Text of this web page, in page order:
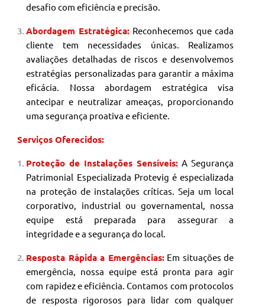
desafio com eficiência e precisão.
Abordagem Estratégica: Reconhecemos que cada
cliente tem necessidades únicas. Realizamos
avaliações detalhadas de riscos e desenvolvemos
estratégias personalizadas para garantir a máxima
eficácia. Nossa abordagem estratégica visa
antecipar e neutralizar ameaças, proporcionando
uma segurança proativa e eficiente.
Serviços Oferecidos:
Proteção de Instalações Sensíveis: A Segurança
Patrimonial Especializada Protevig é especializada
na proteção de instalações críticas. Seja um local
corporativo, industrial ou governamental, nossa
equipe está preparada para assegurar a
integridade e a segurança do local.
Resposta Rápida a Emergências: Em situações de
emergência, nossa equipe está pronta para agir
com rapidez e eficiência. Contamos com protocolos
de resposta rigorosos para lidar com qualquer